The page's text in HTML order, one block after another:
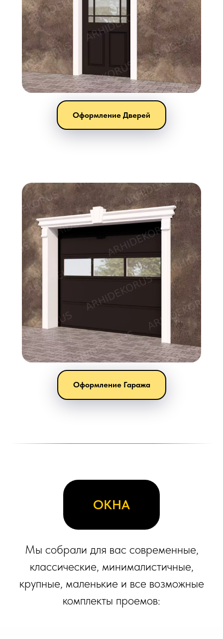
Оформление Дверей
Оформление Гаража
ОКНА
Мы собрали для вас современные,
классические, минималистичные,
крупные, маленькие и все возможные
комплекты проемов: